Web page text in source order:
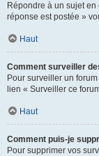
Répondre à un sujet en
réponse est postée »
Haut
Comment surveiller
Pour surveiller un
lien « Surveiller ce
Haut
Comment puis-je
Pour supprimer vos